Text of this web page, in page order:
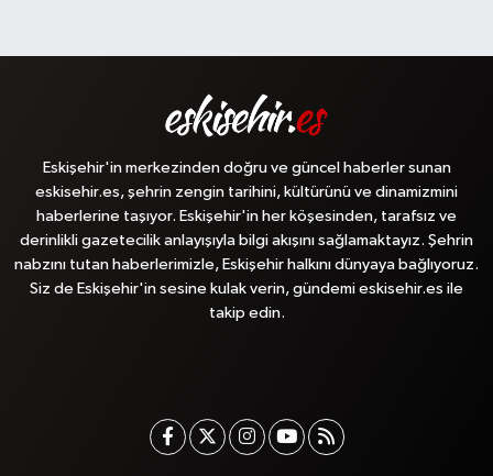
Eskişehir'in merkezinden doğru ve güncel haberler sunan
eskisehir.es, şehrin zengin tarihini, kültürünü ve dinamizmini
haberlerine taşıyor. Eskişehir'in her köşesinden, tarafsız ve
derinlikli gazetecilik anlayışıyla bilgi akışını sağlamaktayız. Şehrin
nabzını tutan haberlerimizle, Eskişehir halkını dünyaya bağlıyoruz.
Siz de Eskişehir'in sesine kulak verin, gündemi eskisehir.es ile
takip edin.